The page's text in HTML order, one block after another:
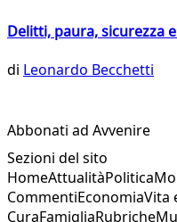
Delitti, paura, sicurezza
di Leonardo Becchetti
Abbonati ad Avvenire
Sezioni del sito
HomeAttualitàPolitica
CommentiEconomiaVita
CuraFamigliaRubriche